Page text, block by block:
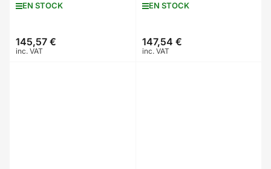
EN STOCK
Prix
145,57 €
inc. VAT
EN STOCK
Prix
147,54 €
inc. VAT